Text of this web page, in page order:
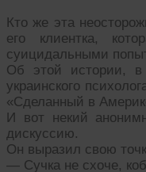
Кто же эта
его клиентка,
суицидальными
Об этой истории, в
украинского
«Сделанный в
И вот некий
дискуссию.
Он выразил свою
— Сучка не схоче,